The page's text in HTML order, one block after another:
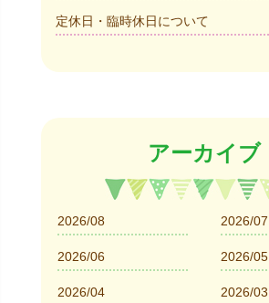
定休日・臨時休日について
アーカイブ
2026/08 2026/07
2026/06 2026/05
2026/04 2026/03